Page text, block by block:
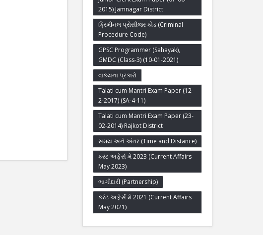
2015) Jamnagar District
ક્રિમીનલ પ્રોસીજર કોડ (Criminal
Procedure Code)
GPSC Programmer (Sahayak),
GMDC (Class-3) (10-01-2021)
વાક્યના પ્રકારો
Talati cum Mantri Exam Paper (12-
2-2017) (SA-4-11)
Talati cum Mantri Exam Paper (23-
02-2014) Rajkot District
સમય અને અંતર (Time and Distance)
કરંટ અફેર્સ મે 2023 (Current Affairs
May 2023)
ભાગીદારી (Partnership)
કરંટ અફેર્સ મે 2021 (Current Affairs
May 2021)